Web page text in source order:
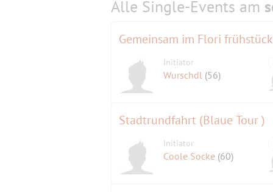
Alle Single-Events am
Gemeinsam im Flori
Initiator
Wurschdl (56)
Stadtrundfahrt (Blaue Tour )
Initiator
Coole Socke (60)